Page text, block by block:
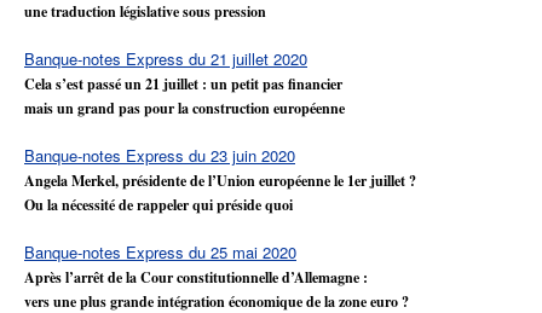
une traduction législative sous pression
Banque-notes Express du 21 juillet 2020
Cela s’est passé un 21 juillet : un petit pas financier
mais un grand pas pour la construction européenne
Banque-notes Express du 23 juin 2020
Angela Merkel, présidente de l’Union européenne le 1er juillet ?
Ou la nécessité de rappeler qui préside quoi
Banque-notes Express du 25 mai 2020
Après l’arrêt de la Cour constitutionnelle d’Allemagne :
vers une plus grande intégration économique de la zone euro ?